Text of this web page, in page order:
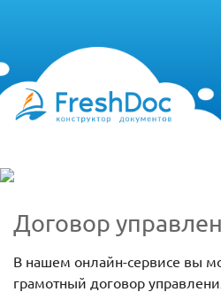
Договор
В нашем онлайн-сервисе вы
грамотный договор